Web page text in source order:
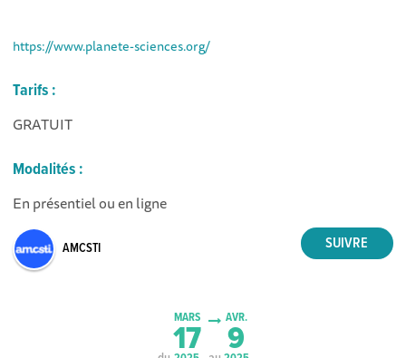
https://www.planete-sciences.org/
Tarifs :
GRATUIT
Modalités :
En présentiel ou en ligne
AMCSTI
MARS
17
AVR.
9